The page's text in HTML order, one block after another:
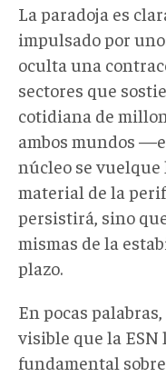
La paradoja es
impulsado por
oculta una
sectores que
cotidiana de
ambos mundos
núcleo se
material de la
persistirá, sino
mismas de la
plazo.
En pocas
visible que la
fundamental